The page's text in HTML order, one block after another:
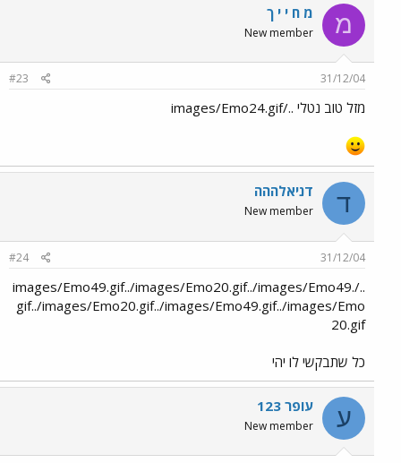
מ מ ח י י ך
New member
31/12/04
#23
מזל טוב נטלי ../images/Emo24.gif
ד דניאלההה
New member
31/12/04
#24
../images/Emo49.gif../images/Emo20.gif../images/Emo49.
gif../images/Emo20.gif../images/Emo49.gif../images/Emo
20.gif
כל שתבקשי לו יהי
ע עופר 123
New member